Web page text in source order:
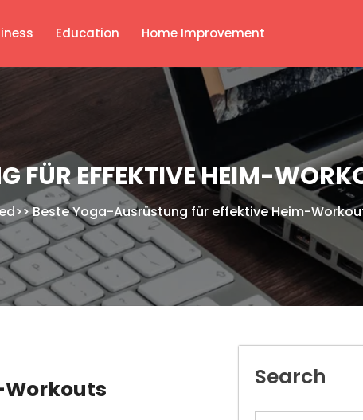
Education Home Improvement
FÜR EFFEKTIVE HEIM-
>>Beste Yoga-Ausrüstung für effektive Heim-
Workouts Search